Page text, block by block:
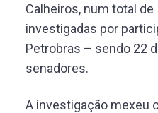
Calheiros, num total
investigadas por
Petrobras – sendo 22
senadores.
A investigação mexeu